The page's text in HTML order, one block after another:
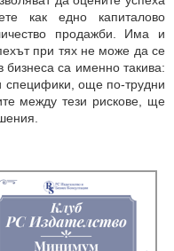
как едно капиталово
продажби. Има и
при тях не може да се
бизнеса са именно такива:
специфики, още по-трудни
между тези рискове, ще